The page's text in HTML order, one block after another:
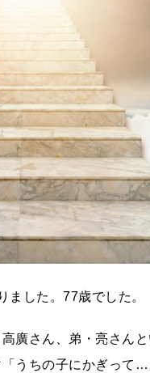
した。77歳でした。
廣さん、弟・亮さん
うちの子にかぎって